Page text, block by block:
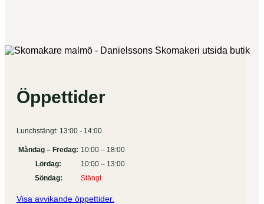
Öppettider
Lunchstängt: 13:00 - 14:00
Måndag – Fredag: 10:00 – 18:00
Lördag:
10:00 – 13:00
Söndag:
Stängt
Visa avvikande öppettider.